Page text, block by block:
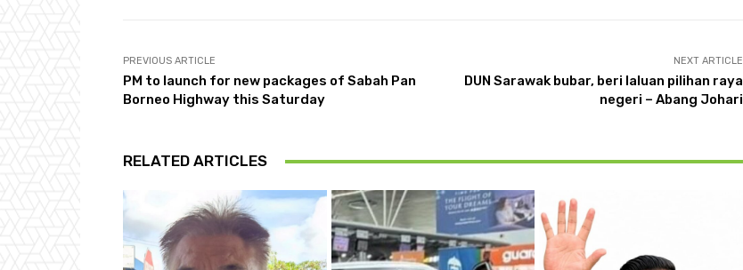
PREVIOUS ARTICLE
PM to launch for new packages of Sabah Pan
Borneo Highway this Saturday
NEXT ARTICLE
DUN Sarawak bubar, beri laluan pilihan raya
negeri – Abang Johari
RELATED ARTICLES